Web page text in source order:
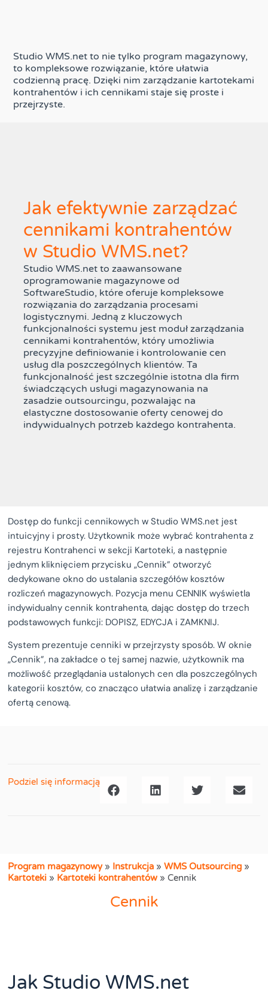
Studio WMS.net to nie tylko program magazynowy,
to kompleksowe rozwiązanie, które ułatwia
codzienną pracę. Dzięki nim zarządzanie kartotekami
kontrahentów i ich cennikami staje się proste i
przejrzyste.
Jak efektywnie zarządzać
cennikami kontrahentów
w Studio WMS.net?
Studio WMS.net to zaawansowane
oprogramowanie magazynowe od
SoftwareStudio, które oferuje kompleksowe
rozwiązania do zarządzania procesami
logistycznymi. Jedną z kluczowych
funkcjonalności systemu jest moduł zarządzania
cennikami kontrahentów, który umożliwia
precyzyjne definiowanie i kontrolowanie cen
usług dla poszczególnych klientów. Ta
funkcjonalność jest szczególnie istotna dla firm
świadczących usługi magazynowania na
zasadzie outsourcingu, pozwalając na
elastyczne dostosowanie oferty cenowej do
indywidualnych potrzeb każdego kontrahenta.
Dostęp do funkcji cennikowych w Studio WMS.net jest
intuicyjny i prosty. Użytkownik może wybrać kontrahenta z
rejestru Kontrahenci w sekcji Kartoteki, a następnie
jednym kliknięciem przycisku „Cennik” otworzyć
dedykowane okno do ustalania szczegółów kosztów
rozliczeń magazynowych. Pozycja menu CENNIK wyświetla
indywidualny cennik kontrahenta, dając dostęp do trzech
podstawowych funkcji: DOPISZ, EDYCJA i ZAMKNIJ.
System prezentuje cenniki w przejrzysty sposób. W oknie
„Cennik”, na zakładce o tej samej nazwie, użytkownik ma
możliwość przeglądania ustalonych cen dla poszczególnych
kategorii kosztów, co znacząco ułatwia analizę i zarządzanie
ofertą cenową.
Podziel się informacją
Program magazynowy» Instrukcja »WMS Outsourcing »
Kartoteki » Kartoteki kontrahentów »Cennik
Cennik
Jak Studio WMS.net